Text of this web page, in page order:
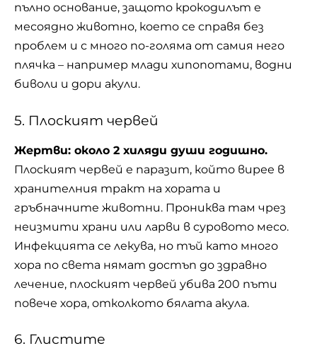
пълно основание, защото крокодилът е
месоядно животно, което се справя без
проблем и с много по-голяма от самия него
плячка – например млади хипопотами, водни
биволи и дори акули.
5. Плоският червей
Жертви: около 2 хиляди души годишно.
Плоският червей е паразит, който вирее в
хранителния тракт на хората и
гръбначните животни. Прониква там чрез
неизмити храни или ларви в суровото месо.
Инфекцията се лекува, но тъй като много
хора по света нямат достъп до здравно
лечение, плоският червей убива 200 пъти
повече хора, отколкото бялата акула.
6. Глистите